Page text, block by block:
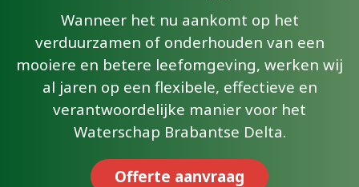
Wanneer het nu aankomt op het
verduurzamen of onderhouden van een
mooiere en betere leefomgeving, werken wij
al jaren op een flexibele, effectieve en
verantwoordelijke manier voor het
Waterschap Brabantse Delta.
Offerte aanvraag